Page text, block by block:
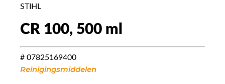
STIHL
CR 100, 500 ml
# 07825169400
Reinigingsmiddelen